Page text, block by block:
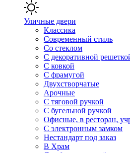
Уличные двери
Классика
Современный стиль
Со стеклом
С декоративной
С ковкой
С фрамугой
Двухстворчатые
Арочные
С тяговой ручкой
С бугельной ручкой
Офисные, в ресторан,
С электронным замком
Нестандарт под заказ
В Храм